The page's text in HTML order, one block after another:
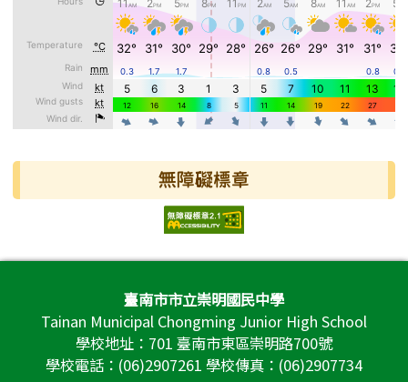
無障礙標章
頁尾區域內容臺南市市立崇明國民中學
Tainan Municipal Chongming Junior High School
學校地址：701 臺南市東區崇明路700號
學校電話：(06)2907261 學校傳真：(06)2907734